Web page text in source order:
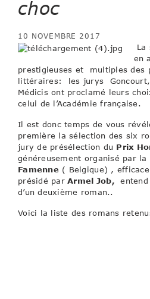
choc
10 NOVEMBRE 2017
La
en
prestigieuses et multiples des
littéraires: les jurys Goncourt,
Médicis ont proclamé leurs
celui de l’Académie française.
Il est donc temps de vous
première la sélection des six
jury de présélection du Prix
généreusement organisé par la
Famenne ( Belgique) ,
présidé parArmel Job,
d’un deuxième roman..
Voici la liste des romans